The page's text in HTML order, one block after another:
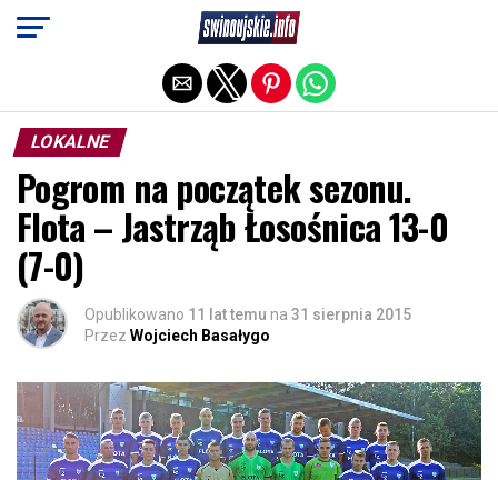
LOKALNE
Pogrom na początek sezonu.
Flota – Jastrząb Łosośnica 13-0
(7-0)
Opublikowano 11 lat temu na 31 sierpnia 2015
Przez Wojciech Basałygo
Exit mobile version